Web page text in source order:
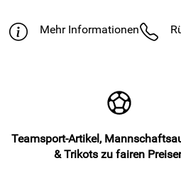
Mehr Informationen
Teamsport-Artikel,
& Trikots zu fairen